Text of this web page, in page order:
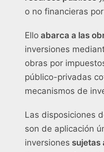
o no financieras
Ello abarca a las
inversiones
obras por
público-privadas
mecanismos de
Las disposiciones
son de aplicación
inversiones sujetas